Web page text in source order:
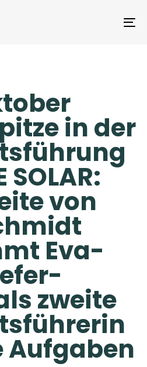
in der
SOLAR:
von
Eva-
zweite